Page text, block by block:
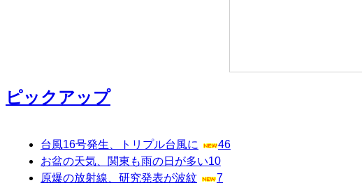
ピックアップ
台風16号発生、トリプル台風に
46
お盆の天気、関東も雨の日が多い10
原爆の放射線、研究発表が波紋
7